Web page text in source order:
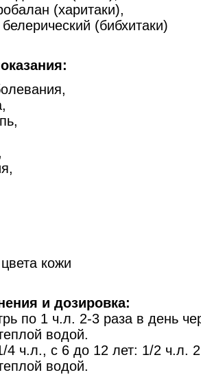
(харитаки),
(бибхитаки)
кожи
и дозировка:
по 1 ч.л. 2-3 раза в день
водой.
4 ч.л., с 6 до 12 лет: 1/2 ч.л.
водой.